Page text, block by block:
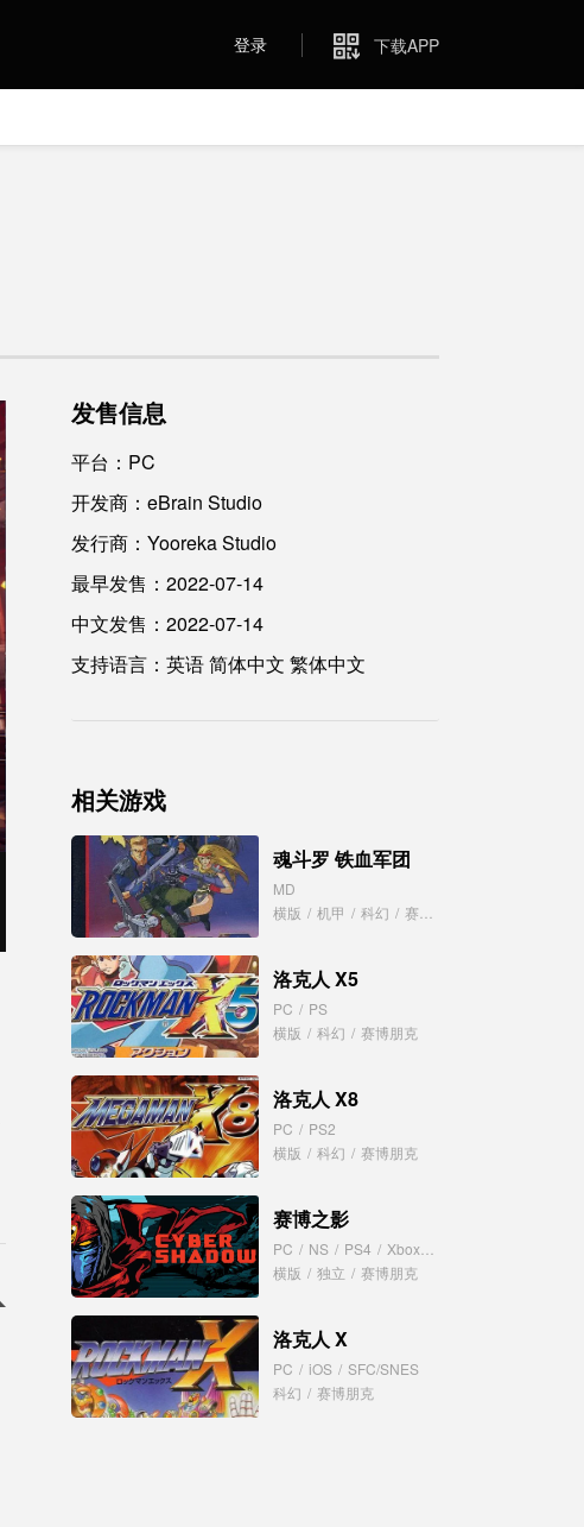
登录 下载APP
发售信息
平台：PC
开发商：eBrain Studio
发行商：Yooreka Studio
最早发售：2022-07-14
中文发售：2022-07-14
支持语言：英语 简体中文 繁体中文
相关游戏
魂斗罗 铁血军团
MD
横版 / 机甲 / 科幻 / 赛博朋克
洛克人 X5
PC / PS
横版 / 科幻 / 赛博朋克
洛克人 X8
PC / PS2
横版 / 科幻 / 赛博朋克
赛博之影
PC / NS / PS4 / XboxOne
横版 / 独立 / 赛博朋克
洛克人 X
PC / iOS / SFC/SNES
科幻 / 赛博朋克